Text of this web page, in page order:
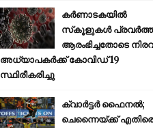
കര്‍ണാടകയില്‍
സ്‌കൂളുകള്‍
ആരംഭിച്ചതോടെ
അധ്യാപകര്‍ക്ക് കോവിഡ് 19
സ്ഥിരീകരിച്ചു
ക്വാർട്ടർ ഫൈനൽ;
ചെന്നൈയ്ക്ക്